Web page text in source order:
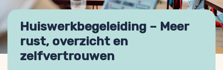
Huiswerkbegeleiding – Meer
rust, overzicht en
zelfvertrouwen